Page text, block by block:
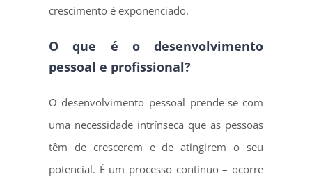
crescimento é exponenciado.
O que é o desenvolvimento
pessoal e profissional?
O desenvolvimento pessoal prende-se com
uma necessidade intrínseca que as pessoas
têm de crescerem e de atingirem o seu
potencial. É um processo contínuo – ocorre